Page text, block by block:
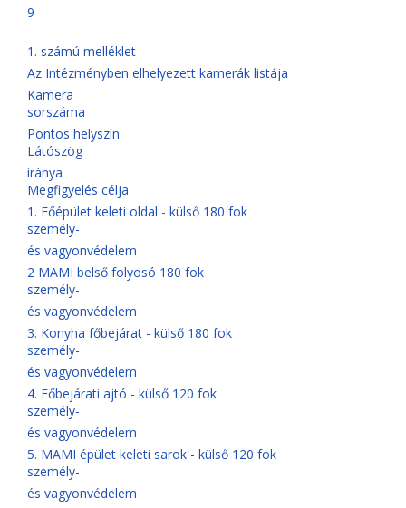
9
1. számú melléklet
Az Intézményben elhelyezett kamerák listája
Kamera
sorszáma
Pontos helyszín
Látószög
iránya
Megfigyelés célja
1. Főépület keleti oldal - külső 180 fok
személy-
és vagyonvédelem
2 MAMI belső folyosó 180 fok
személy-
és vagyonvédelem
3. Konyha főbejárat - külső 180 fok
személy-
és vagyonvédelem
4. Főbejárati ajtó - külső 120 fok
személy-
és vagyonvédelem
5. MAMI épület keleti sarok - külső 120 fok
személy-
és vagyonvédelem